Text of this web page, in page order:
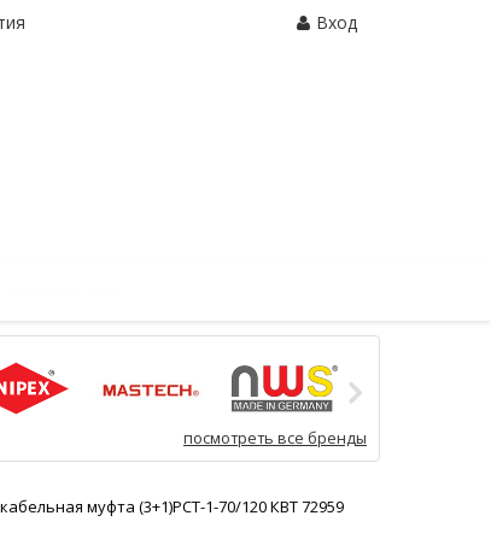
Вход
посмотреть все бренды
муфта (3+1)РСТ-1-70/120 КВТ 72959